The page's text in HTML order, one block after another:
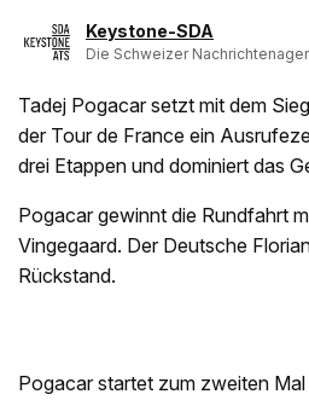
Keystone-SDA
Die Schweizer
Tadej Pogacar setzt mit dem
der Tour de France ein
drei Etappen und dominiert das
Pogacar gewinnt die Rundfahrt
Vingegaard. Der Deutsche
Rückstand.
Pogacar startet zum zweiten